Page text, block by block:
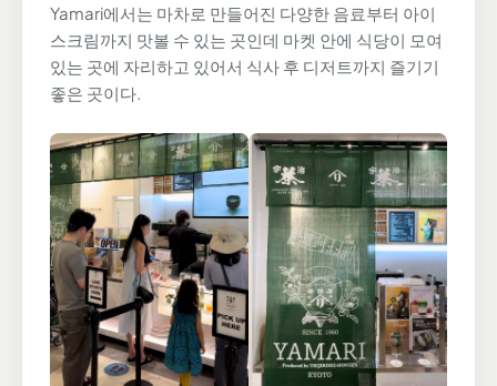
Yamari에서는 마차로 만들어진 다양한 음료부터 아이
스크림까지 맛볼 수 있는 곳인데 마켓 안에 식당이 모여
있는 곳에 자리하고 있어서 식사 후 디저트까지 즐기기
좋은 곳이다.